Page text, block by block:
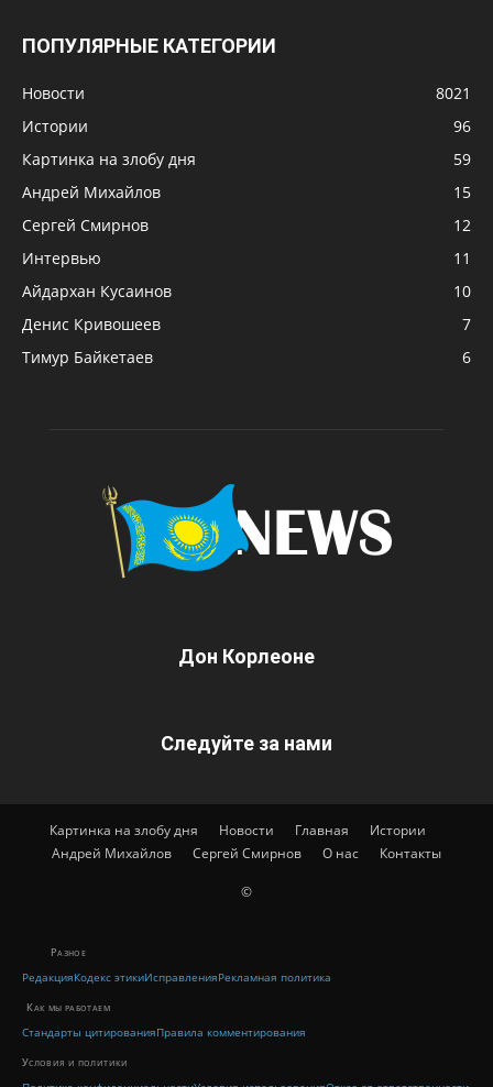
ПОПУЛЯРНЫЕ КАТЕГОРИИ
Новости
8021
Истории
96
Картинка на злобу дня
59
Андрей Михайлов
15
Сергей Смирнов
12
Интервью
11
Айдархан Кусаинов
10
Денис Кривошеев
7
Тимур Байкетаев
6
Дон Корлеоне
Следуйте за нами
Картинка на злобу дня Новости Главная
Истории
Андрей Михайлов
Сергей Смирнов О нас Контакты
©
Разное
РедакцияКодекс этикиИсправленияРекламная политика
Как мы работаем
Стандарты цитированияПравила комментирования
Условия и политики